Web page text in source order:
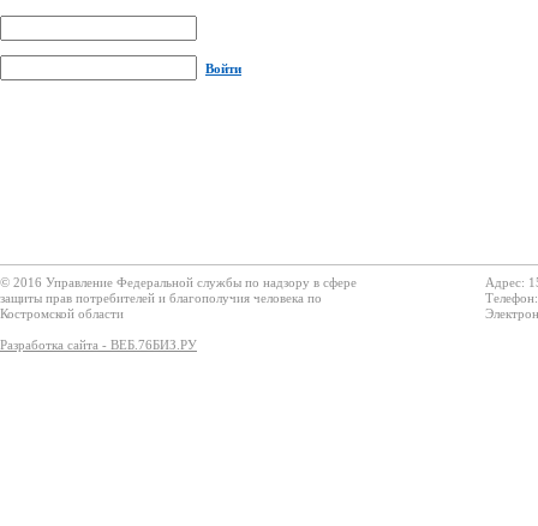
Войти
© 2016 Управление Федеральной службы по надзору в сфере
защиты прав потребителей и благополучия человека по
Костромской области
Разработка сайта - ВЕБ.76БИЗ.РУ
Адрес: